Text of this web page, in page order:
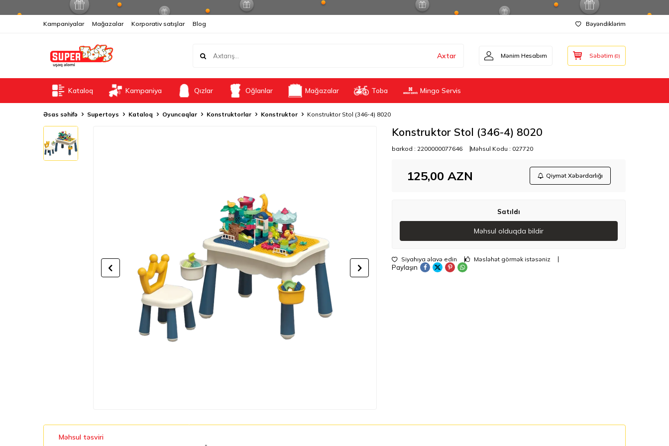
Kampaniyalar Mağazalar Korporativ satışlar Blog Bəyəndiklərim
Axtar Mənim Hesabım Səbətim (0)
Kataloq Kampaniya Qızlar Oğlanlar Mağazalar Toba Mingo Servis
Əsas səhifə Supertoys Kataloq Oyuncaqlar Konstruktorlar Konstruktor Konstruktor Stol (346-4) 8020
Konstruktor Stol (346-4) 8020
barkod : 2200000077646 Məhsul Kodu : 027720
125,00 AZN Qiymət Xəbərdarlığı
Satıldı
Məhsul olduqda bildir
Siyahıya əlavə edin Məsləhət görmək istəsəniz
Paylaşın
Məhsul təsviri